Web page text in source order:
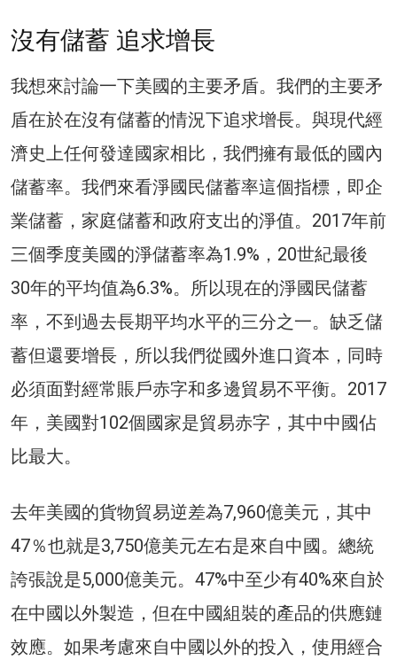
沒有儲蓄 追求增長
我想來討論一下美國的主要矛盾。我們的主要矛
盾在於在沒有儲蓄的情況下追求增長。與現代經
濟史上任何發達國家相比，我們擁有最低的國內
儲蓄率。我們來看淨國民儲蓄率這個指標，即企
業儲蓄，家庭儲蓄和政府支出的淨值。2017年前
三個季度美國的淨儲蓄率為1.9%，20世紀最後
30年的平均值為6.3%。所以現在的淨國民儲蓄
率，不到過去長期平均水平的三分之一。缺乏儲
蓄但還要增長，所以我們從國外進口資本，同時
必須面對經常賬戶赤字和多邊貿易不平衡。2017
年，美國對102個國家是貿易赤字，其中中國佔
比最大。
去年美國的貨物貿易逆差為7,960億美元，其中
47％也就是3,750億美元左右是來自中國。總統
誇張說是5,000億美元。47%中至少有40%來自於
在中國以外製造，但在中國組裝的產品的供應鏈
效應。如果考慮來自中國以外的投入，使用經合